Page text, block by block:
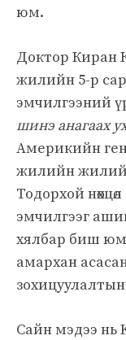
юм.
Доктор Киран
жилийн 5-р
эмчилгээний
шинэ анагаах
Америкийн
жилийн
Тодорхой
эмчилгээг
хялбар биш
амархан
Сайн мэдээ нь